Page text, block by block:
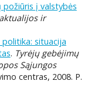
į valstybės
ir
situacija
. Tyrėjų gebėjimų
Sąjungos
centras, 2008. P.